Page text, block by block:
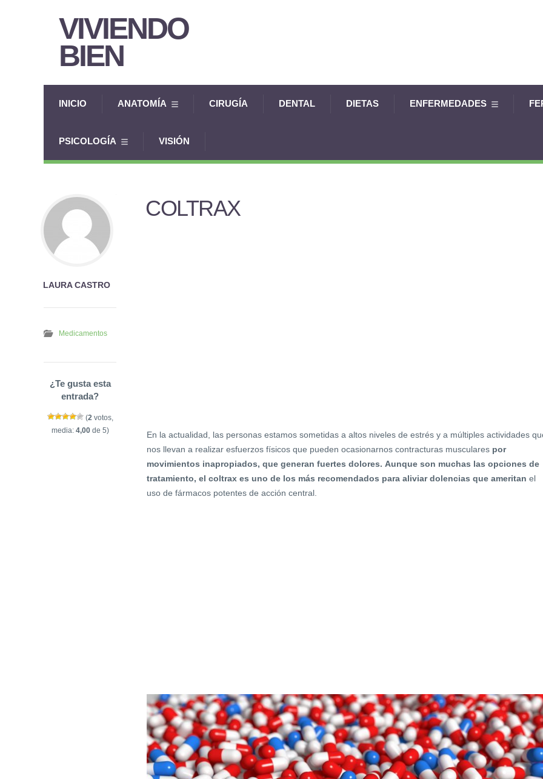
VIVIENDO
BIEN
INICIO ANATOMÍA CIRUGÍA DENTAL DIETAS ENFERMEDADES
PSICOLOGÍA VISIÓN
COLTRAX
En la actualidad, las personas estamos sometidas a altos niveles de estrés y a múltiples actividades
nos llevan a realizar esfuerzos físicos que pueden ocasionarnos contracturas musculares por
movimientos inapropiados, que generan fuertes dolores. Aunque son muchas las opciones de
tratamiento, el coltrax es uno de los más recomendados para aliviar dolencias que ameritan el
uso de fármacos potentes de acción central.
LAURA CASTRO
Medicamentos
¿Te gusta esta
entrada?
(2 votos,
media: 4,00de 5)